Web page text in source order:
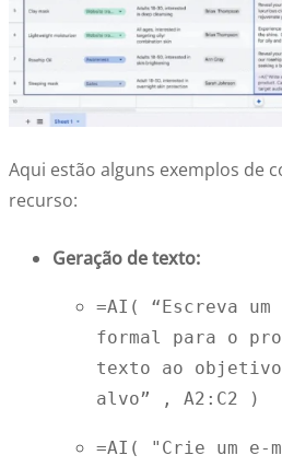
Aqui estão alguns exemplos de
recurso:
Geração de texto:
=AI( “Escreva
formal para o
texto ao
alvo”
, A2:C2 )
=AI(
"Crie um